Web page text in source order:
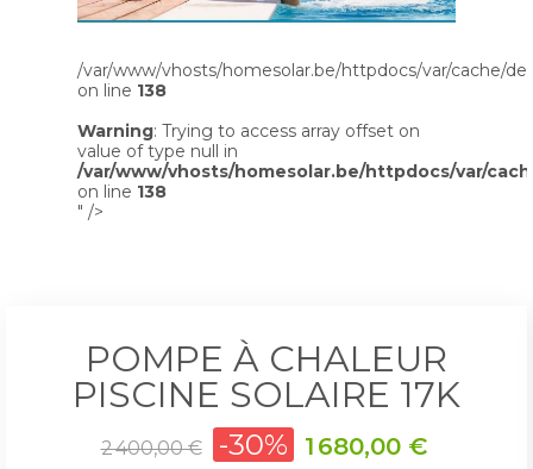
/var/www/vhosts/homesolar.be/httpdocs/var/cache/
on line 138
Warning: Trying to access array offset on
value of type null in
/var/www/vhosts/homesolar.be/httpdocs/var/
on line 138
" />
POMPE À CHALEUR
PISCINE SOLAIRE 17K
Prix
de
2 400,00 € -30% Prix
1 680,00 €